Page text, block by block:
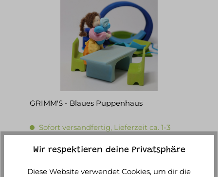
GRIMM'S - Blaues Puppenhaus
Sofort versandfertig, Lieferzeit ca. 1-3
74,90 €*
Wir respektieren deine Privatsphäre
Diese Website verwendet Cookies, um dir die